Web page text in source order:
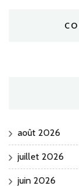
août 2026
juillet 2026
juin 2026